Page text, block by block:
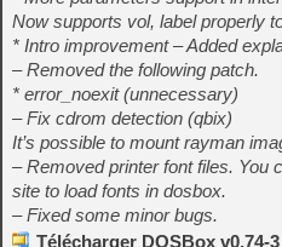
Now supports vol, label properly
* Intro improvement – Added
– Removed the following patch.
* error_noexit (unnecessary)
– Fix cdrom detection (qbix)
It’s possible to mount rayman
– Removed printer font files. You
site to load fonts in dosbox.
– Fixed some minor bugs.
Télécharger DOSBox v0.74-